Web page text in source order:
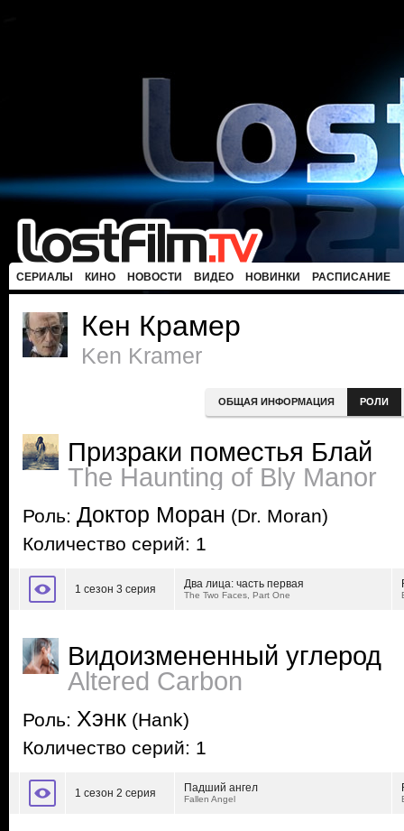
СЕРИАЛЫ КИНО НОВОСТИ ВИДЕО НОВИНКИ РАСПИСАНИЕ
Кен Крамер
Ken Kramer
ОБЩАЯ ИНФОРМАЦИЯ РОЛИ
Призраки поместья Блай
The Haunting of Bly Manor
Роль: Доктор Моран (Dr. Moran)
Количество серий: 1
1 сезон 3 серия Два лица: часть первая
The Two Faces, Part One
Видоизмененный углерод
Altered Carbon
Роль: Хэнк (Hank)
Количество серий: 1
1 сезон 2 серия Падший ангел
Fallen Angel